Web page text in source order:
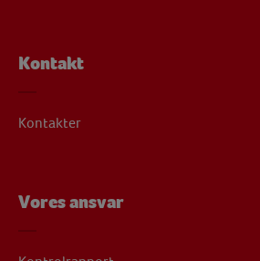
Kontakt
Kontakter
Vores ansvar